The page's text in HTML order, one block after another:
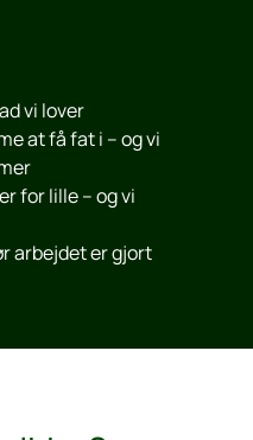
vi lover
at få fat i – og vi
for lille – og vi
arbejdet er gjort